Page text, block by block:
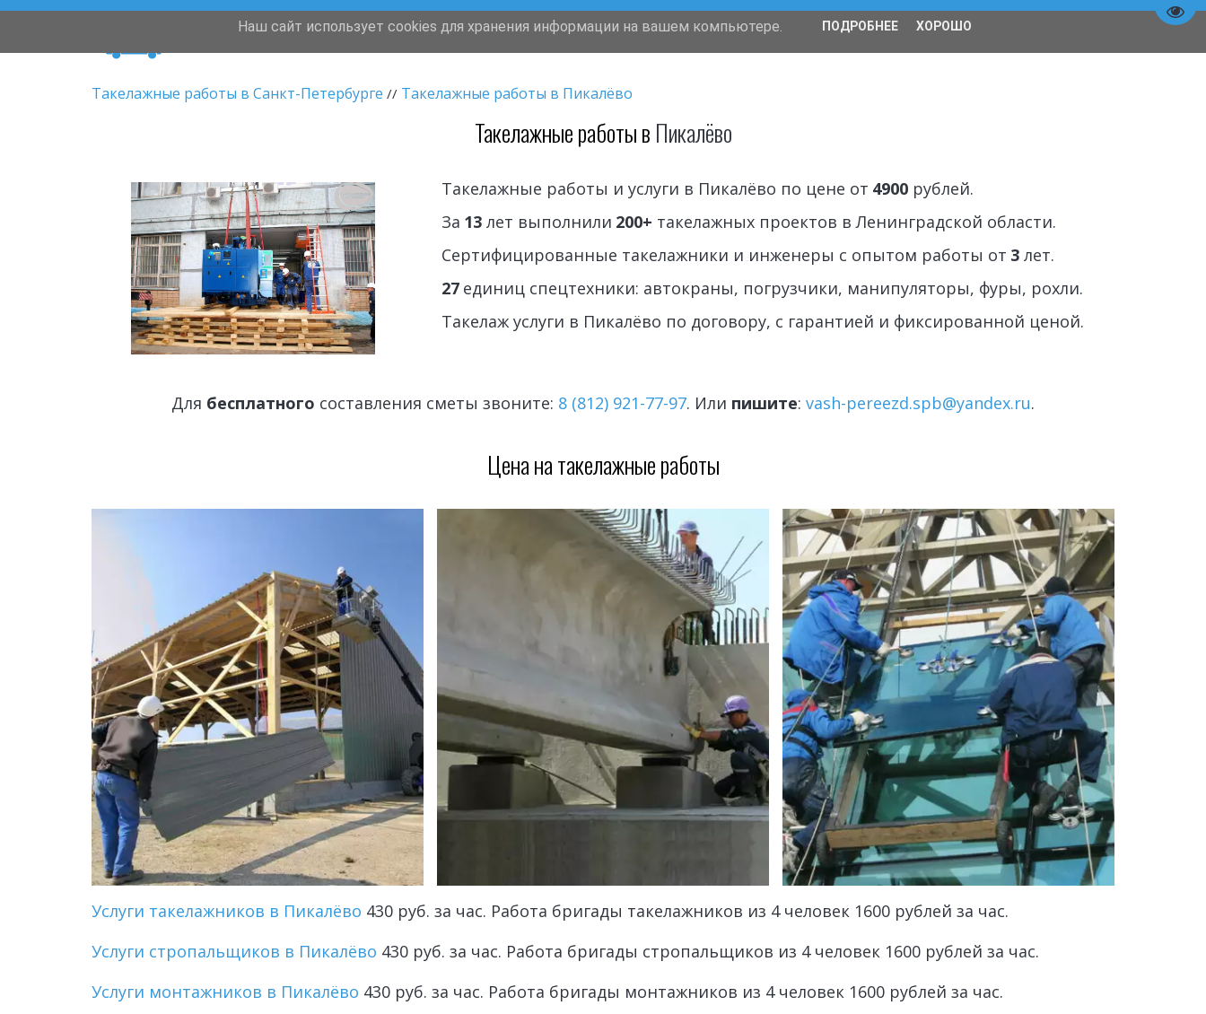
Грузчики Перевозки
Такелажные работы в Санкт-Петербурге // Такелажные работы в Пикалёво
Такелажные работы в Пикалёво
Такелажные работы и услуги в Пикалёво по цене от 4900 рублей.
За 13 лет выполнили 200+ такелажных проектов в Ленинградской области.
Сертифицированные такелажники и инженеры с опытом работы от 3 лет.
27 единиц спецтехники: автокраны, погрузчики, манипуляторы, фуры, рохли.
Такелаж услуги в Пикалёво по договору, с гарантией и фиксированной ценой.
Для бесплатного составления сметы звоните: 8 (812) 921-77-97. Или пишите: vash-pereezd.spb@yandex.ru.
Цена на такелажные работы
Услуги такелажников в Пикалёво 430 руб. за час. Работа бригады такелажников из 4 человек 1600 рублей за час.
Услуги стропальщиков в Пикалёво 430 руб. за час. Работа бригады стропальщиков из 4 человек 1600 рублей за час.
Услуги монтажников в Пикалёво 430 руб. за час. Работа бригады монтажников из 4 человек 1600 рублей за час.
Наш сайт использует cookies для хранения информации на вашем компьютере. ПОДРОБНЕЕ ХОРОШО